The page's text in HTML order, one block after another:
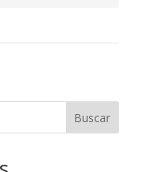
Buscar